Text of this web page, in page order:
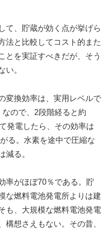
て、貯蔵が効く点が挙げら
法と比較してコスト的また
とを実証すべきだが、そう
い。
換効率は、実用レベルで
ので、2段階経ると約
発電したら、その効率は
る。水素を途中で圧縮な
減る。
率がほぼ70％である。貯
な燃料電池発電所よりは建
も、大規模な燃料電池発電
構想さえもない。その昔、